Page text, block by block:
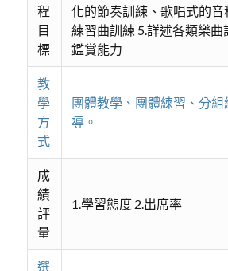
程
目
標
化的節奏訓練、歌唱式的音
練習曲訓練 5.詳述各類樂
鑑賞能力
教
學
方
式
團體教學、團體練習、分
導。
成
績
評
量
1.學習態度 2.出席率
選